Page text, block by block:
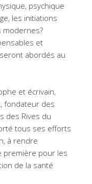
psychique
les initiations
modernes?
et
abordés au
et écrivain,
fondateur des
des Rives du
tous ses efforts
à rendre
première pour les
de la santé